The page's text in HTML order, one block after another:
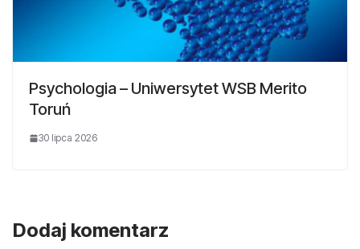
Psychologia – Uniwersytet WSB Merito
Toruń
30 lipca 2026
Dodaj komentarz